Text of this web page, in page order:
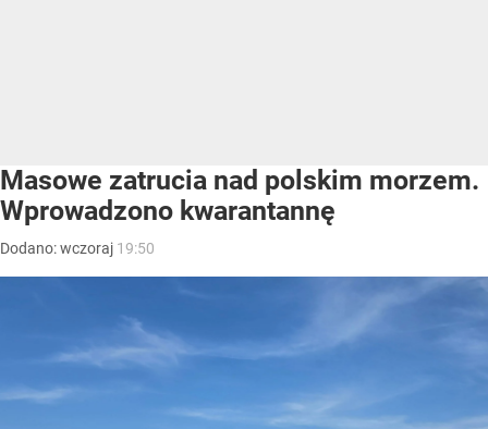
Masowe zatrucia nad polskim morzem.
Wprowadzono kwarantannę
Dodano:wczoraj 19:50